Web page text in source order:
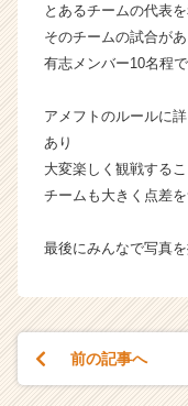
e
r
a
r
とあるチームの代表
そのチームの試合があ
有志メンバー10名程
アメフトのルールに
あり
大変楽しく観戦する
チームも大きく点差
最後にみんなで写真
前の記事へ